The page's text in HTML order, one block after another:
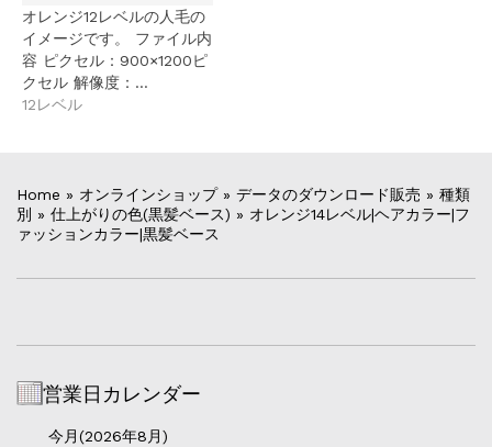
オレンジ12レベルの人毛の
イメージです。 ファイル内
容 ピクセル：900×1200ピ
クセル 解像度：…
12レベル
Home » オンラインショップ » データのダウンロード販売 » 種類
別 » 仕上がりの色(黒髪ベース) » オレンジ14レベル|ヘアカラー|フ
ァッションカラー|黒髪ベース
営業日カレンダー
今月(2026年8月)